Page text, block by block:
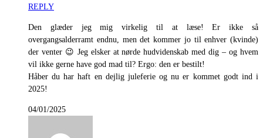
REPLY
Den glæder jeg mig virkelig til at læse! Er ikke så
overgangsalderramt endnu, men det kommer jo til enhver (kvinde)
der venter 😉 Jeg elsker at nørde hudvidenskab med dig – og hvem
vil ikke gerne have god mad til? Ergo: den er bestilt!
Håber du har haft en dejlig juleferie og nu er kommet godt ind i
2025!
04/01/2025